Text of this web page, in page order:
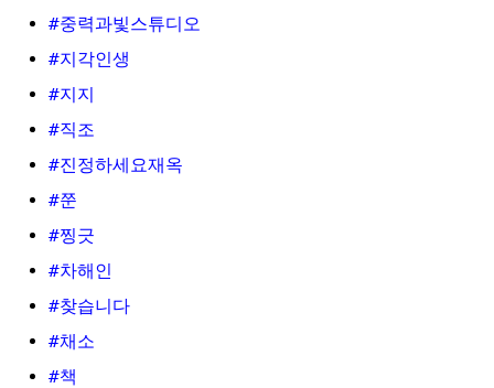
#중력과빛스튜디오
#지각인생
#지지
#직조
#진정하세요재옥
#쭌
#찡긋
#차해인
#찾습니다
#채소
#책